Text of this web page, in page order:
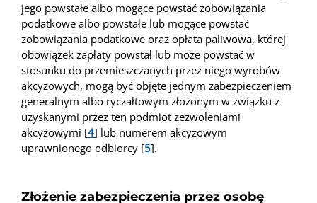
jego powstałe albo mogące powstać zobowiązania
podatkowe albo powstałe lub mogące powstać
zobowiązania podatkowe oraz opłata paliwowa, której
obowiązek zapłaty powstał lub może powstać w
stosunku do przemieszczanych przez niego wyrobów
akcyzowych, mogą być objęte jednym zabezpieczeniem
generalnym albo ryczałtowym złożonym w związku z
uzyskanymi przez ten podmiot zezwoleniami
akcyzowymi [4] lub numerem akcyzowym
uprawnionego odbiorcy [5].
Złożenie zabezpieczenia przez osobę